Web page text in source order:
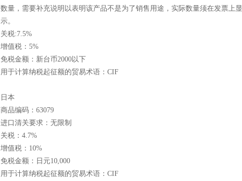
数量，需要补充说明以表明该产品不是为了销售用途，实际数量须在发票上显
示。
关税:7.5%
增值税： 5%
免税金额：新台币2000以下
用于计算纳税起征额的贸易术语： CIF
日本
商品编码： 63079
进口清关要求：无限制
关税： 4.7%
增值税： 10%
免税金额：日元10,000
用于计算纳税起征额的贸易术语： CIF